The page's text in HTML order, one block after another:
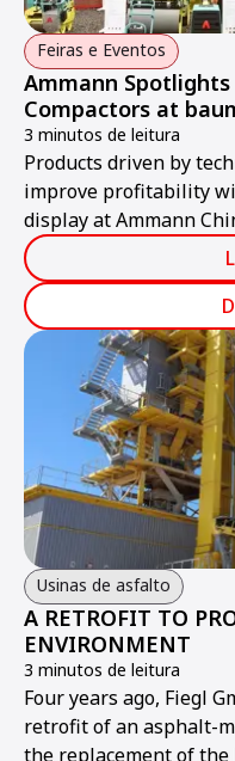
Feiras e Eventos
Ammann
Compactors at
3 minutos de leitura
Products driven by
improve profitability
display at Ammann
CHINA 2018 from 26-
Usinas de asfalto
A RETROFIT TO
ENVIRONMENT
3 minutos de leitura
Four years ago, Fiegl
retrofit of an asphalt-
the replacement of the